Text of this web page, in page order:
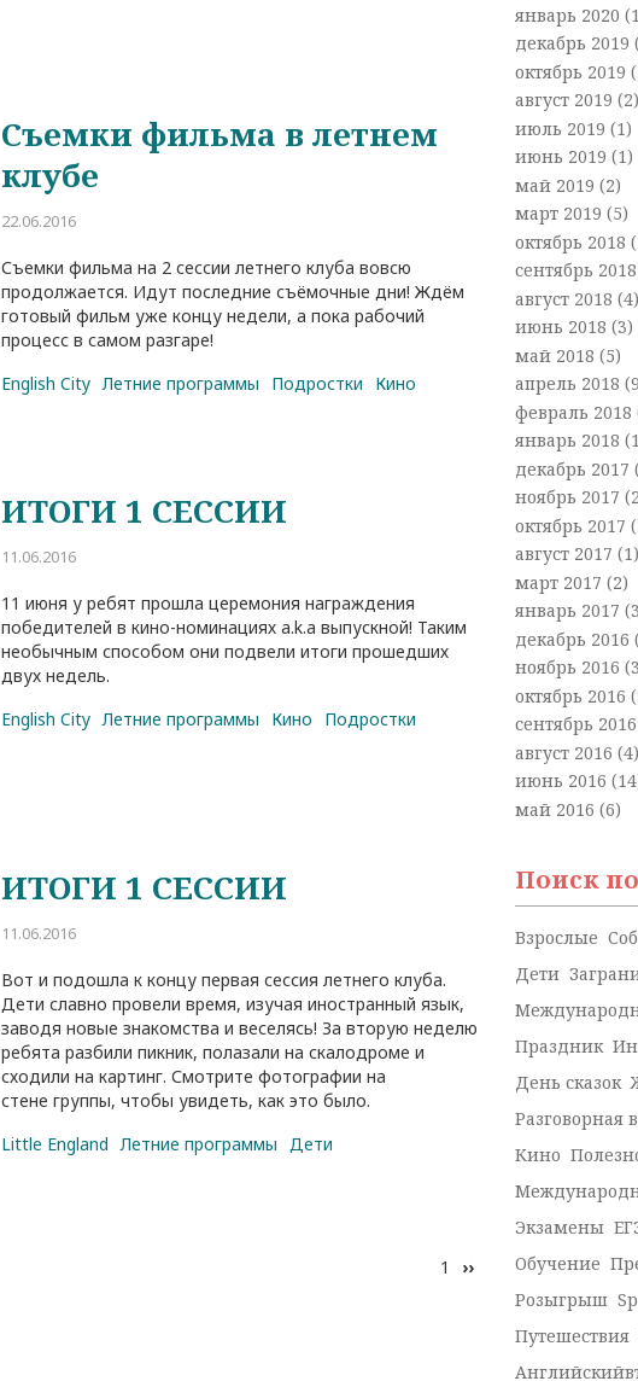
Съемки фильма в летнем
клубе
22.06.2016
Съемки фильма на 2 сессии летнего клуба вовсю
продолжается. Идут последние съёмочные дни! Ждём
готовый фильм уже концу недели, а пока рабочий
процесс в самом разгаре!
English City Летние программы Подростки Кино
ИТОГИ 1 СЕССИИ
11.06.2016
11 июня у ребят прошла церемония награждения
победителей в кино-номинациях a.k.a выпускной! Таким
необычным способом они подвели итоги прошедших
двух недель.
English City Летние программы Кино Подростки
ИТОГИ 1 СЕССИИ
11.06.2016
Вот и подошла к концу первая сессия летнего клуба.
Дети славно провели время, изучая иностранный язык,
заводя новые знакомства и веселясь! За вторую неделю
ребята разбили пикник, полазали на скалодроме и
сходили на картинг. Смотрите фотографии на
стене группы, чтобы увидеть, как это было.
Little England Летние программы Дети
1 Следующая
››
январь 2020
декабрь 2019
октябрь 2019
август 2019 (2)
июль 2019 (1)
июнь 2019 (1)
май 2019 (2)
март 2019 (5)
октябрь 2018
сентябрь 2018
август 2018 (4)
июнь 2018 (3)
май 2018 (5)
апрель 2018
февраль 2018
январь 2018
декабрь 2017
ноябрь 2017
октябрь 2017
август 2017 (1)
март 2017 (2)
январь 2017
декабрь 2016
ноябрь 2016
октябрь 2016
сентябрь 2016
август 2016 (4)
июнь 2016
май 2016 (6)
Поиск
Взрослые
Дети
Праздник
День сказок
Разговорная
Кино
Экзамены
Обучение
Розыгрыш
Путешествия